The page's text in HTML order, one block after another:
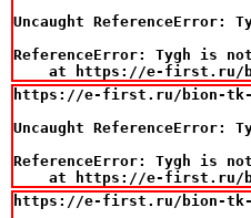
Uncaught ReferenceError:
ReferenceError: Tygh is
at https://e-
https://e-first.ru/bion-tk-
Uncaught ReferenceError:
ReferenceError: Tygh is
at https://e-
https://e-first.ru/bion-tk-